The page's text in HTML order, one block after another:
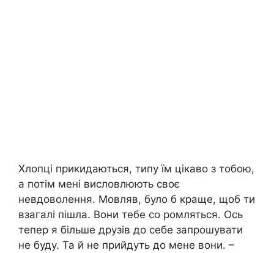
Хлопці прикидаються, типу їм цікаво з тобою,
а потім мені висловлюють своє
невдоволення. Мовляв, було б краще, щоб ти
взагалі пішла. Вони тебе со ромляться. Ось
тепер я більше друзів до себе запрошувати
не буду. Та й не прийдуть до мене вони. –